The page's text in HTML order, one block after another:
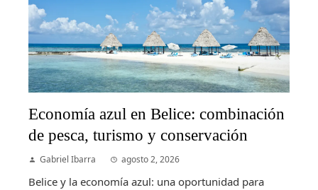
Economía azul en Belice: combinación
de pesca, turismo y conservación
Gabriel Ibarra agosto 2, 2026
Belice y la economía azul: una oportunidad para